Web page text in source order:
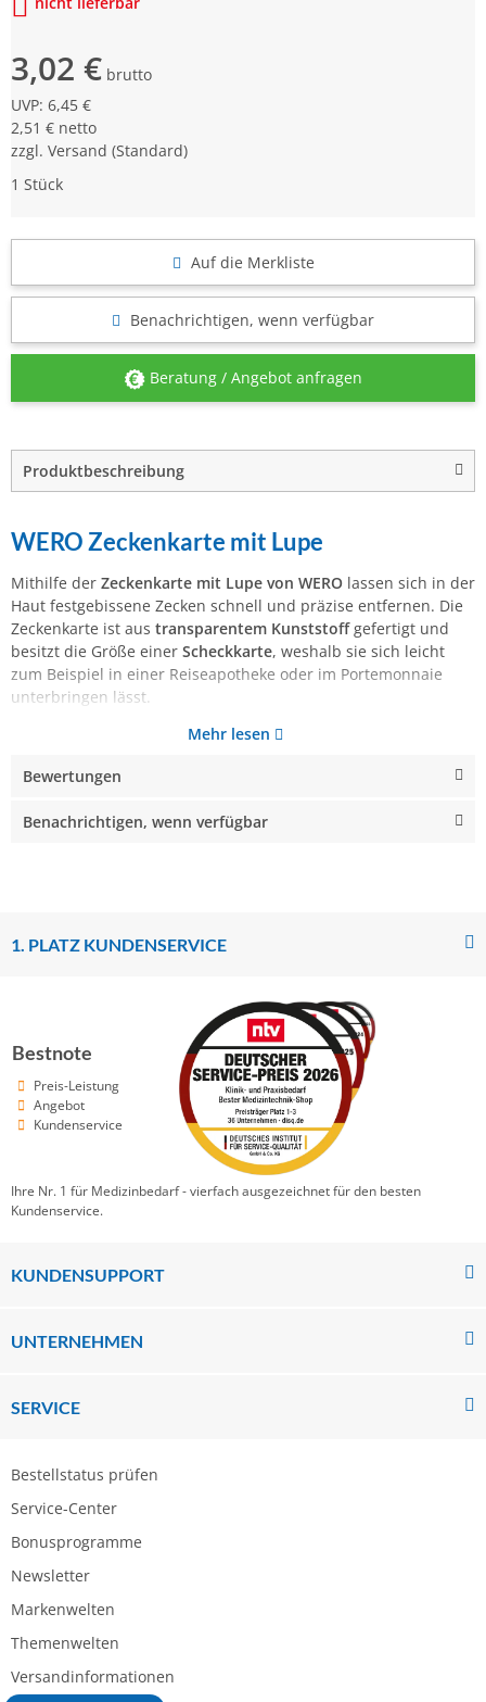
3,02 € brutto
UVP: 6,45 €
2,51 € netto
zzgl. Versand (Standard)
1 Stück
Auf die Merkliste
Benachrichtigen, wenn verfügbar
Beratung / Angebot anfragen
Produktbeschreibung
WERO Zeckenkarte mit Lupe
Mithilfe der Zeckenkarte mit Lupe von WERO lassen sich in der
Haut festgebissene Zecken schnell und präzise entfernen. Die
Zeckenkarte ist aus transparentem Kunststoffgefertigt und
besitzt die Größe einer Scheckkarte, weshalb sie sich leicht
zum Beispiel in einer Reiseapotheke oder im Portemonnaie
unterbringen lässt.
Mehr lesen
Bewertungen
Benachrichtigen, wenn verfügbar
1. PLATZ KUNDENSERVICE
Bestnote
Preis-Leistung
Angebot
Kundenservice
Ihre Nr. 1 für Medizinbedarf - vierfach ausgezeichnet für den besten
Kundenservice.
KUNDENSUPPORT
UNTERNEHMEN
SERVICE
Bestellstatus prüfen
Service-Center
Bonusprogramme
Newsletter
Markenwelten
Themenwelten
Versandinformationen